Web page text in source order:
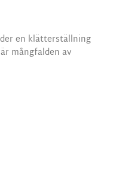
en klätterställning
mångfalden av